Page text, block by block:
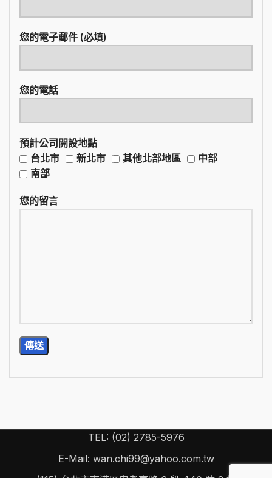
您的電子郵件 (必填)
您的電話
預計公司開設地點
台北市
新北市 其他北部地區
中部
南部
您的留言
TEL: (02) 2785-5976
E-Mail: wan.chi99@yahoo.com.tw